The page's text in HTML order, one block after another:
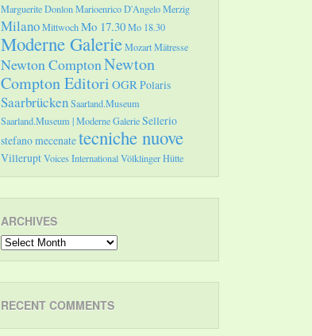
Marguerite DonlonMarioenrico D'AngeloMerzig
MilanoMittwochMo 17.30Mo 18.30
Moderne GalerieMozartMätresse
Newton ComptonNewton
Compton Editori OGRPolaris
SaarbrückenSaarland.Museum
Saarland.Museum | Moderne GalerieSellerio
stefano mecenatetecniche nuove
VilleruptVoices InternationalVölklinger Hütte
ARCHIVES
Archives
RECENT COMMENTS